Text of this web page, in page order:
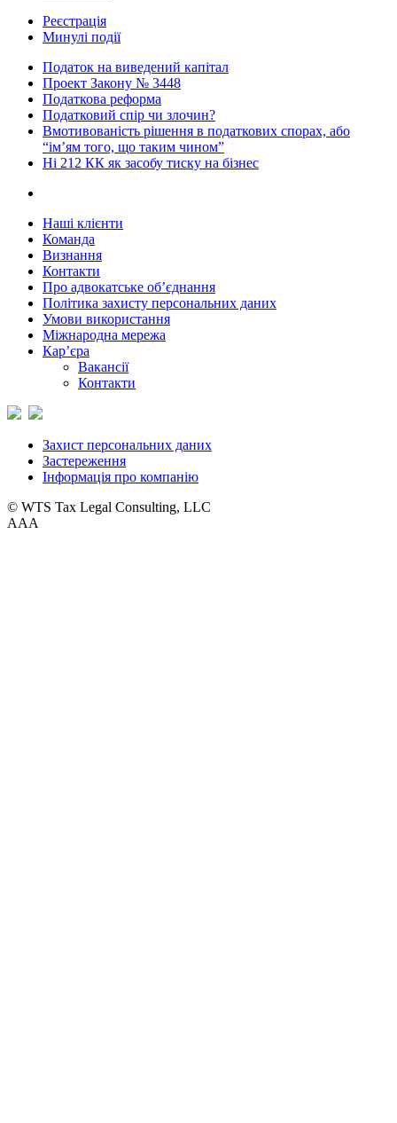
Реєстрація
Минулі події
Податок на виведений капітал
Проект Закону № 3448
Податкова реформа
Податковий спір чи злочин?
Вмотивованість рішення в податкових спорах, або
“ім’ям того, що таким чином”
Ні 212 КК як засобу тиску на бізнес
Наші клієнти
Команда
Визнання
Контакти
Про адвокатське об’єднання
Політика захисту персональних даних
Умови використання
Міжнародна мережа
Кар’єра
Вакансії
Контакти
Захист персональних даних
Застереження
Інформація про компанію
© WTS Tax Legal Consulting, LLC
AAA